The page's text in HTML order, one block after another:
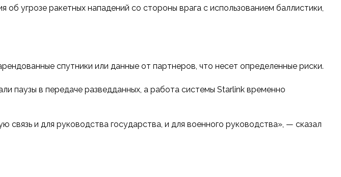
угрозе ракетных нападений со стороны врага с использованием баллистики,
спутники или данные от партнеров, что несет определенные риски.
паузы в передаче разведданных, а работа системы Starlink временно
и для руководства государства, и для военного руководства», — сказал